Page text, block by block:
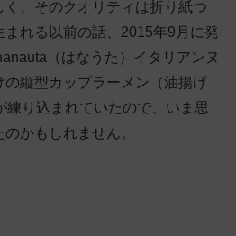
、そのクオリティは折り紙つ
まれる以前の話、2015年9月に発
（はなうた）イタリアンヌ
縦型カップラーメン（油揚げ
練り込まれていたので、いま思
かもしれません。